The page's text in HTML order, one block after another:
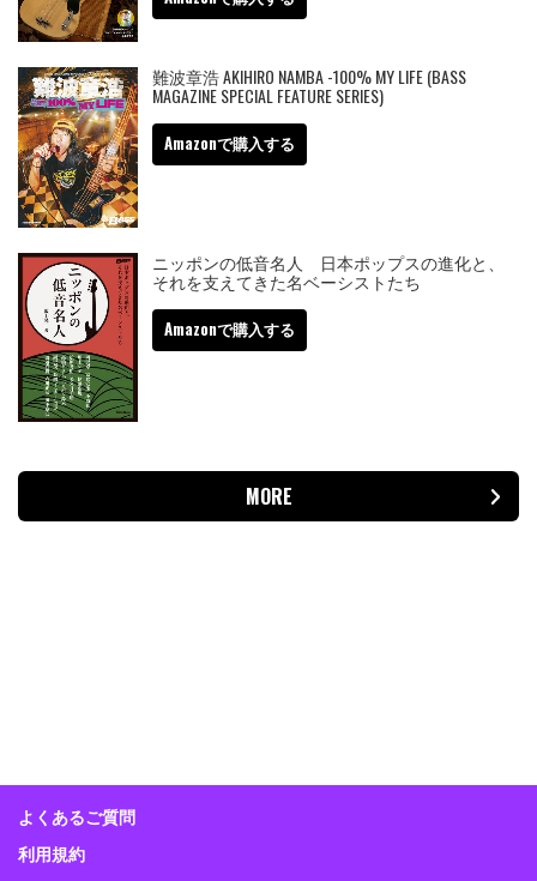
難波章浩 AKIHIRO NAMBA -100% MY LIFE (BASS
MAGAZINE SPECIAL FEATURE SERIES)
Amazonで購入する
ニッポンの低音名人 日本ポップスの進化と、
それを支えてきた名ベーシストたち
Amazonで購入する
MORE
よくあるご質問
利用規約